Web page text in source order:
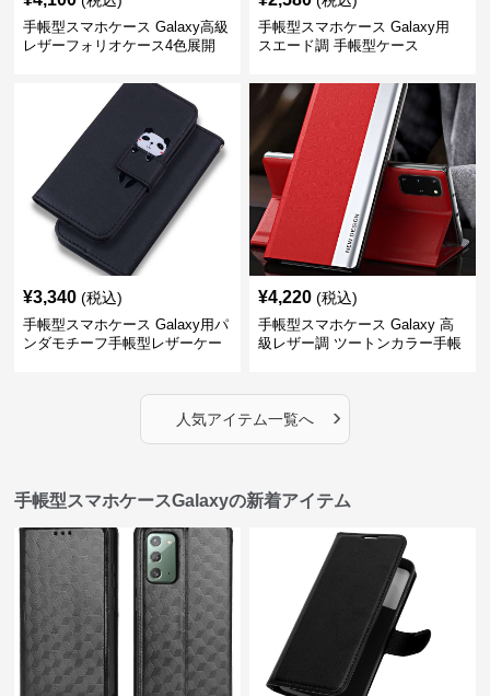
手帳型スマホケース Galaxy高級
レザーフォリオケース4色展開
手帳型スマホケース Galaxy用
スエード調 手帳型ケース
¥3,340 (税込)
手帳型スマホケース Galaxy用パ
ンダモチーフ手帳型レザーケー
¥4,220 (税込)
手帳型スマホケース Galaxy 高
級レザー調 ツートンカラー手帳
人気アイテム一覧へ ›
手帳型スマホケースGalaxyの新着アイテム